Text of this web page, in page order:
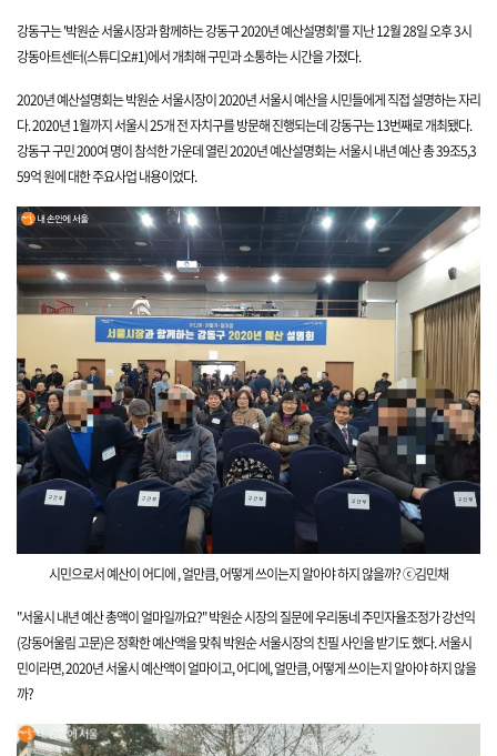
강동구는 '박원순 서울시장과 함께하는 강동구 2020년 예산설명회'를 지난12월 28일 오후 3시
강동아트센터(스튜디오#1)에서 개최해 구민과 소통하는 시간을 가졌다.
​2020년 예산설명회는 박원순 서울시장이 2020년 서울시 예산을 시민들에게 직접 설명하는 자리
다.2020년 1월까지 서울시 25개 전 자치구를 방문해 진행되는데 강동구는 13번째로 개최됐다.
강동구 구민 200여 명이 참석한 가운데 열린 2020년 예산설명회는 서울시 내년 예산 총 39조5,3
59억 원에 대한 주요사업 내용이었다.
시민으로서 예산이 어디에 , 얼만큼, 어떻게 쓰이는지 알아야 하지 않을까?ⓒ김민채
"서울시 내년 예산 총액이 얼마일까요?" 박원순시장의 질문에 우리동네 주민자율조정가 강선익
(강동어울림 고문)은 정확한 예산액을 맞춰 박원순 서울시장의 친필 사인을 받기도 했다. 서울시
민이라면, 2020년 서울시 예산액이 얼마이고, 어디에,얼만큼, 어떻게 쓰이는지 알아야 하지않을
까?